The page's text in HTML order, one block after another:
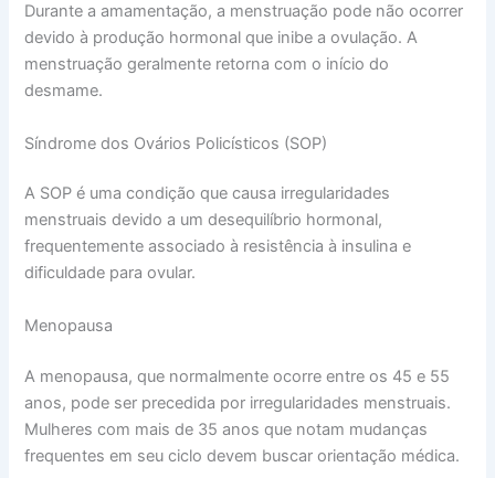
Durante a amamentação, a menstruação pode não ocorrer
devido à produção hormonal que inibe a ovulação. A
menstruação geralmente retorna com o início do
desmame.
Síndrome dos Ovários Policísticos (SOP)
A SOP é uma condição que causa irregularidades
menstruais devido a um desequilíbrio hormonal,
frequentemente associado à resistência à insulina e
dificuldade para ovular.
Menopausa
A menopausa, que normalmente ocorre entre os 45 e 55
anos, pode ser precedida por irregularidades menstruais.
Mulheres com mais de 35 anos que notam mudanças
frequentes em seu ciclo devem buscar orientação médica.